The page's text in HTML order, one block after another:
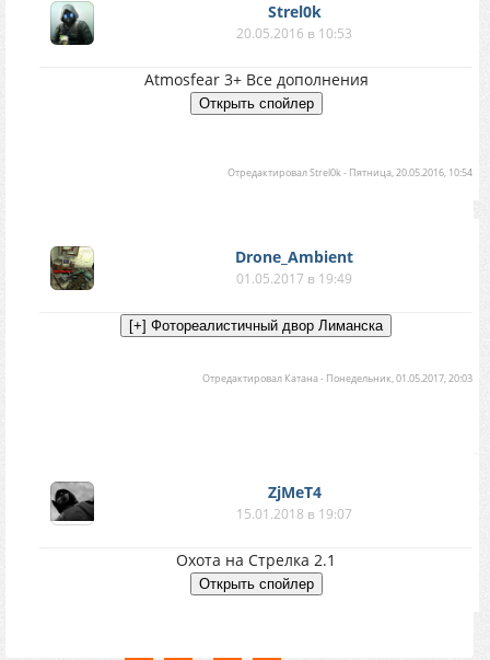
Strel0k
20.05.2016 в 10:53
Atmosfear 3+ Все дополнения
ОтредактировалStrel0k- Пятница, 20.05.2016, 10:54
Drone_Ambient
01.05.2017 в 19:49
Отредактировал Катана- Понедельник, 01.05.2017, 20:03
ZjMeT4
15.01.2018 в 19:07
Охота на Стрелка 2.1